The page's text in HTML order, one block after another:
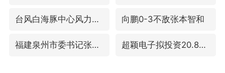
台风白海豚中心风力增强 向鹏0-3不敌张本智和
福建泉州市委书记张毅恭被查 超颖电子拟投资20.86亿建设新项目